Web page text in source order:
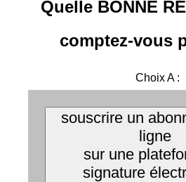
Quelle BONNE
comptez-vous
Choix A :
souscrire un
ligne
sur une
signature